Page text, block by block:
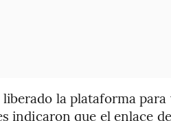
la plataforma
indicaron que el enlace